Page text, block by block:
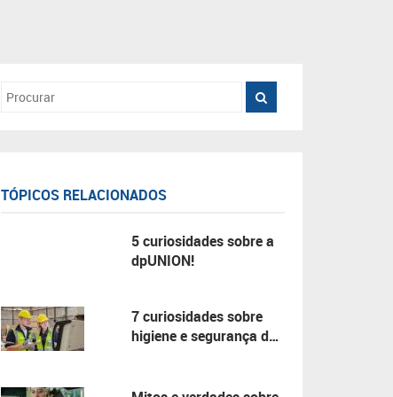
TÓPICOS RELACIONADOS
5 curiosidades sobre a
dpUNION!
7 curiosidades sobre
higiene e segurança do